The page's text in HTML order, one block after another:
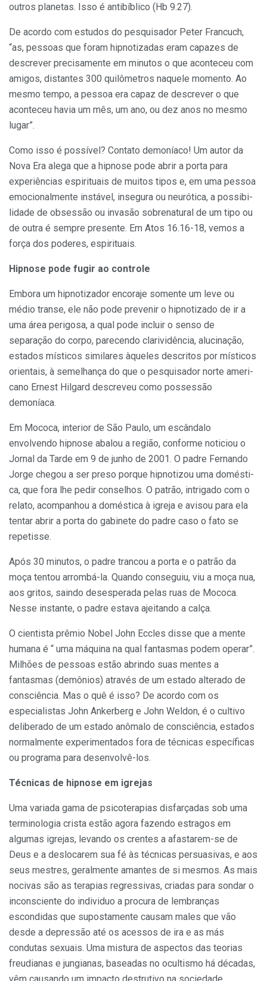
outros planetas. Isso é antibíblico (Hb 9.27).
De acordo com estudos do pes­quisador Peter Francuch,
“as, pessoas que foram hipnotizadas eram capazes de
descrever precisamente em minutos o que aconteceu com
amigos, distantes 300 quilômetros naquele momento. Ao
mesmo tempo, a pessoa era capaz de descrever o que
aconteceu havia um mês, um ano, ou dez anos no mesmo
lugar”.
Como isso é possível? Contato de­moníaco! Um autor da
Nova Era alega que a hipnose pode abrir a porta para
experiências espirituais de muitos tipos e, em uma pessoa
emocionalmente ins­tável, insegura ou neurótica, a possibi­
lidade de obsessão ou invasão sobrenatural de um tipo ou
de outra é sem­pre presente. Em Atos 16.16-18, vemos a
força dos poderes, espirituais.
Hipnose pode fugir ao controle
Embora um hipnotizador encoraje somente um leve ou
médio transe, ele não pode prevenir o hipnotizado de ir a
uma área perigosa, a qual pode incluir o senso de
separação do corpo, parecendo clarividência, alucinação,
es­tados místicos similares àqueles descri­tos por místicos
orientais, à semelhan­ça do que o pesquisador norte ameri­
cano Ernest Hilgard descreveu como possessão
demoníaca.
Em Mococa, interior de São Pau­lo, um escândalo
envolvendo hipnose abalou a região, conforme noticiou o
Jornal da Tarde em 9 de junho de 2001. O padre Fernando
Jorge chegou a ser preso porque hipnotizou uma domésti­
ca, que fora lhe pedir conselhos. O pa­trão, intrigado com o
relato, acompanhou a doméstica à igreja e avisou para ela
tentar abrir a porta do gabinete do padre caso o fato se
repetisse.
Após 30 minutos, o padre trancou a porta e o patrão da
moça tentou arrombá-la. Quando conseguiu, viu a moça nua,
aos gritos, saindo desespe­rada pelas ruas de Mococa.
Nesse ins­tante, o padre estava ajeitando a calça.
O cientista prêmio Nobel John Eccles disse que a mente
humana é “ uma máquina na qual fantasmas po­dem operar”.
Milhões de pessoas es­tão abrindo suas mentes a
fantasmas (demônios) através de um estado al­terado de
consciência. Mas o quê é isso? De acordo com os
especialistas John Ankerberg e John Weldon, é o cultivo
deliberado de um estado anô­malo de consciência, estados
normal­mente experimentados fora de técni­cas específicas
ou programa para desenvolvê-los.
Técnicas de hipnose em igrejas
Uma variada gama de psicoterapias disfarçadas sob uma
terminologia crista estão agora fazendo estragos em
algumas igrejas, levando os crentes a afastarem-se de
Deus e a deslocarem sua fé às técnicas persuasivas, e aos
seus mestres, geralmente amantes de si mesmos. As mais
nocivas são as terapias regressivas, cria­das para sondar o
inconsciente do individuo a procura de lembranças
escondidas que supostamente causam males que vão
desde a depressão até os acessos de ira e as más
condutas sexuais. Uma mistura de aspectos das teorias
freudianas e jungianas, basea­das no ocultismo há décadas,